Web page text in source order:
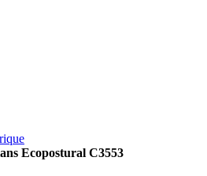
Ecopostural C3553